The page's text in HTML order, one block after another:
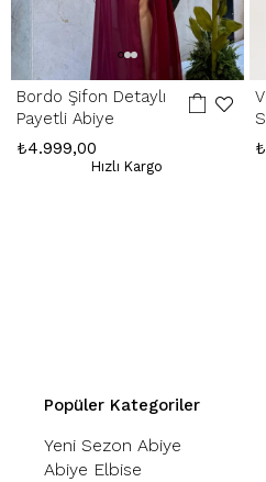
Bordo Şifon Detaylı
Payetli Abiye
₺4.999,00
Hızlı Kargo
Popüler Kategoriler
Yeni Sezon Abiye
Abiye Elbise